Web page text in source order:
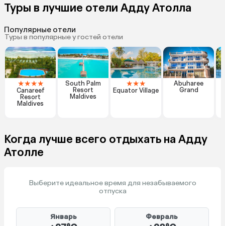
Туры в лучшие отели Адду Атолла
Популярные отели
Туры в популярные у гостей отели
★★★★
Canareef
Resort
Maldives
South Palm
Resort
Maldives
★★★
Equator Village
Abuharee
Grand
Когда лучше всего отдыхать на Адду
Атолле
Выберите идеальное время для незабываемого
отпуска
Январь Февраль